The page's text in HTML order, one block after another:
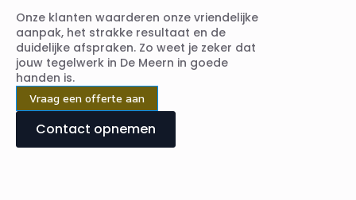
Onze klanten waarderen onze vriendelijke
aanpak, het strakke resultaat en de
duidelijke afspraken. Zo weet je zeker dat
jouw tegelwerk in De Meern in goede
handen is.
Vraag een offerte aan
Contact opnemen